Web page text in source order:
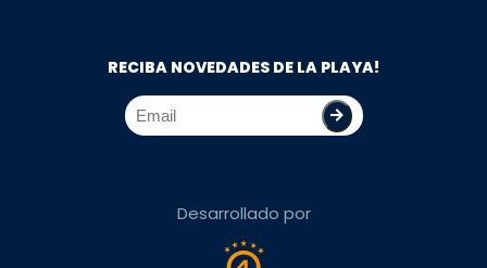
RECIBA NOVEDADES DE LA PLAYA!
Desarrollado por